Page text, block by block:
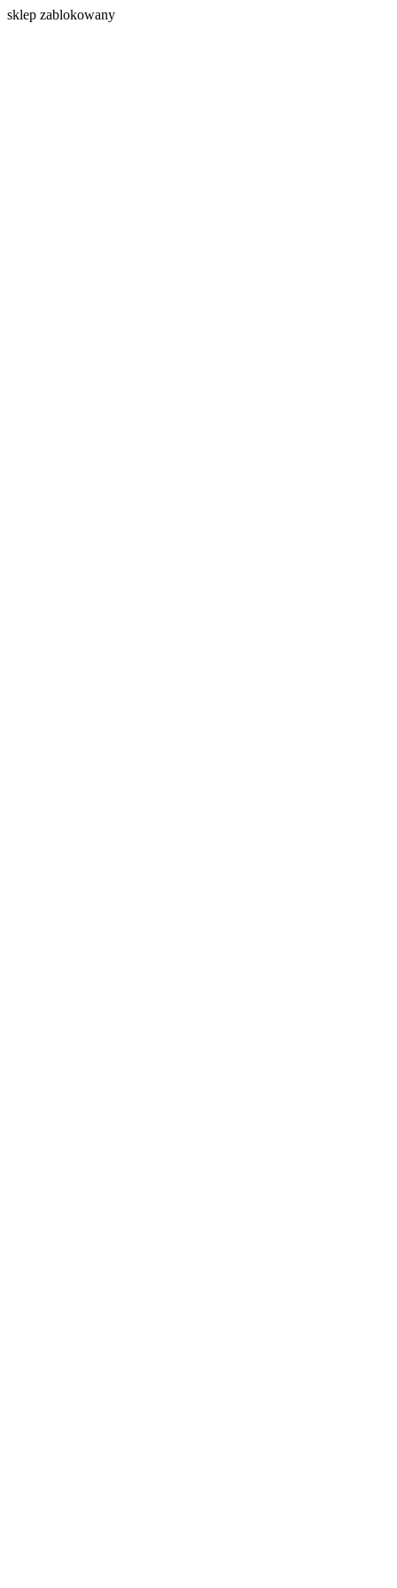
sklep zablokowany